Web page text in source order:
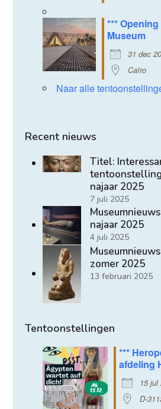
***
Museum
31 dec
Caïro
Naar alle
Recent nieuws
Titel:
najaar 2025
7 juli 2025
najaar 2025
4 juli 2025
zomer 2025
13 februari 2025
Tentoonstellingen
***
afdeling
15
D-